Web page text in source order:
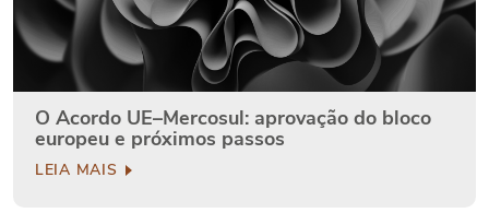
O Acordo UE–Mercosul: aprovação do bloco
europeu e próximos passos
LEIA MAIS